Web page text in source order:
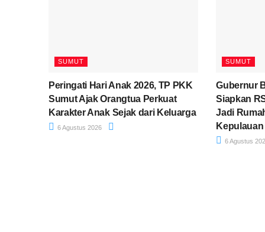
SUMUT
Peringati Hari Anak 2026, TP PKK
Sumut Ajak Orangtua Perkuat
Karakter Anak Sejak dari Keluarga
6 Agustus 2026
SUMUT
Gubernur
Siapkan
Jadi
6 Agustus